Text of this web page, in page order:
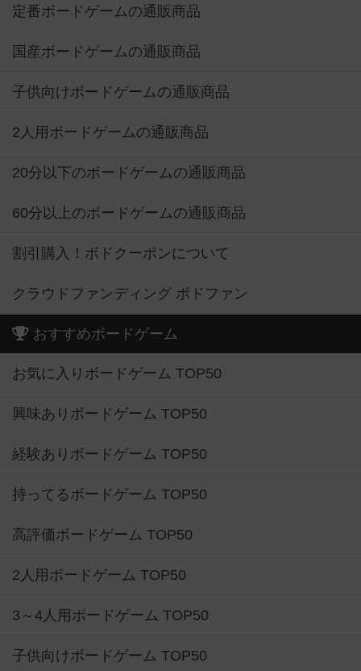
定番ボードゲームの通販商品
国産ボードゲームの通販商品
子供向けボードゲームの通販商品
2人用ボードゲームの通販商品
20分以下のボードゲームの通販商品
60分以上のボードゲームの通販商品
割引購入！ボドクーポンについて
クラウドファンディング ボドファン
おすすめボードゲーム
お気に入りボードゲーム TOP50
興味ありボードゲーム TOP50
経験ありボードゲーム TOP50
持ってるボードゲーム TOP50
高評価ボードゲーム TOP50
2人用ボードゲーム TOP50
3～4人用ボードゲーム TOP50
子供向けボードゲーム TOP50